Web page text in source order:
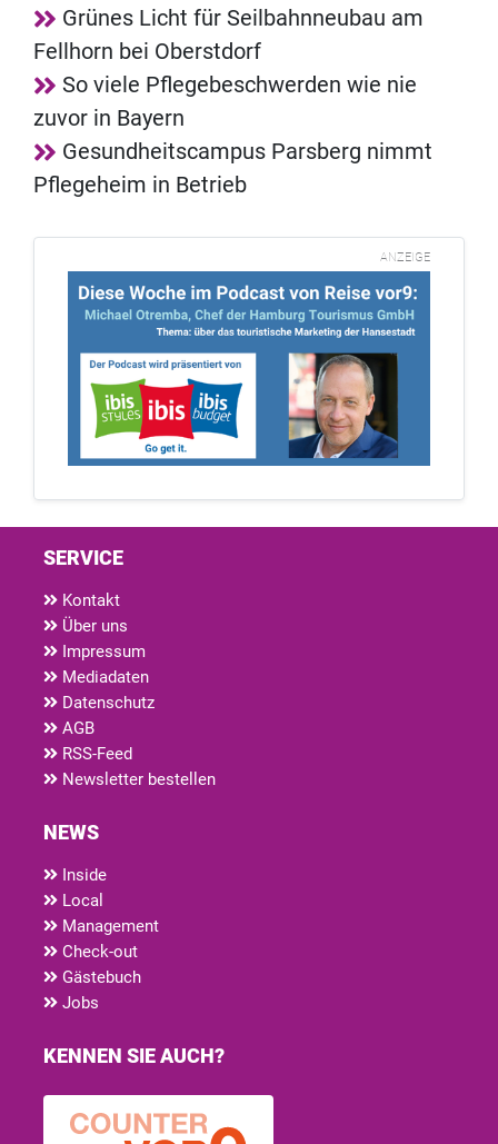
Grünes Licht für Seilbahnneubau am
Fellhorn bei Oberstdorf
So viele Pflegebeschwerden wie nie
zuvor in Bayern
Gesundheitscampus Parsberg nimmt
Pflegeheim in Betrieb
ANZEIGE
SERVICE
Kontakt
Über uns
Impressum
Mediadaten
Datenschutz
AGB
RSS-Feed
Newsletter bestellen
NEWS
Inside
Local
Management
Check-out
Gästebuch
Jobs
KENNEN SIE AUCH?